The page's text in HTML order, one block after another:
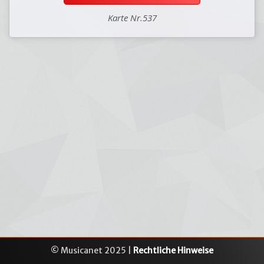
Karte Nr.537
© Musicanet 2025 | Rechtliche Hinweise